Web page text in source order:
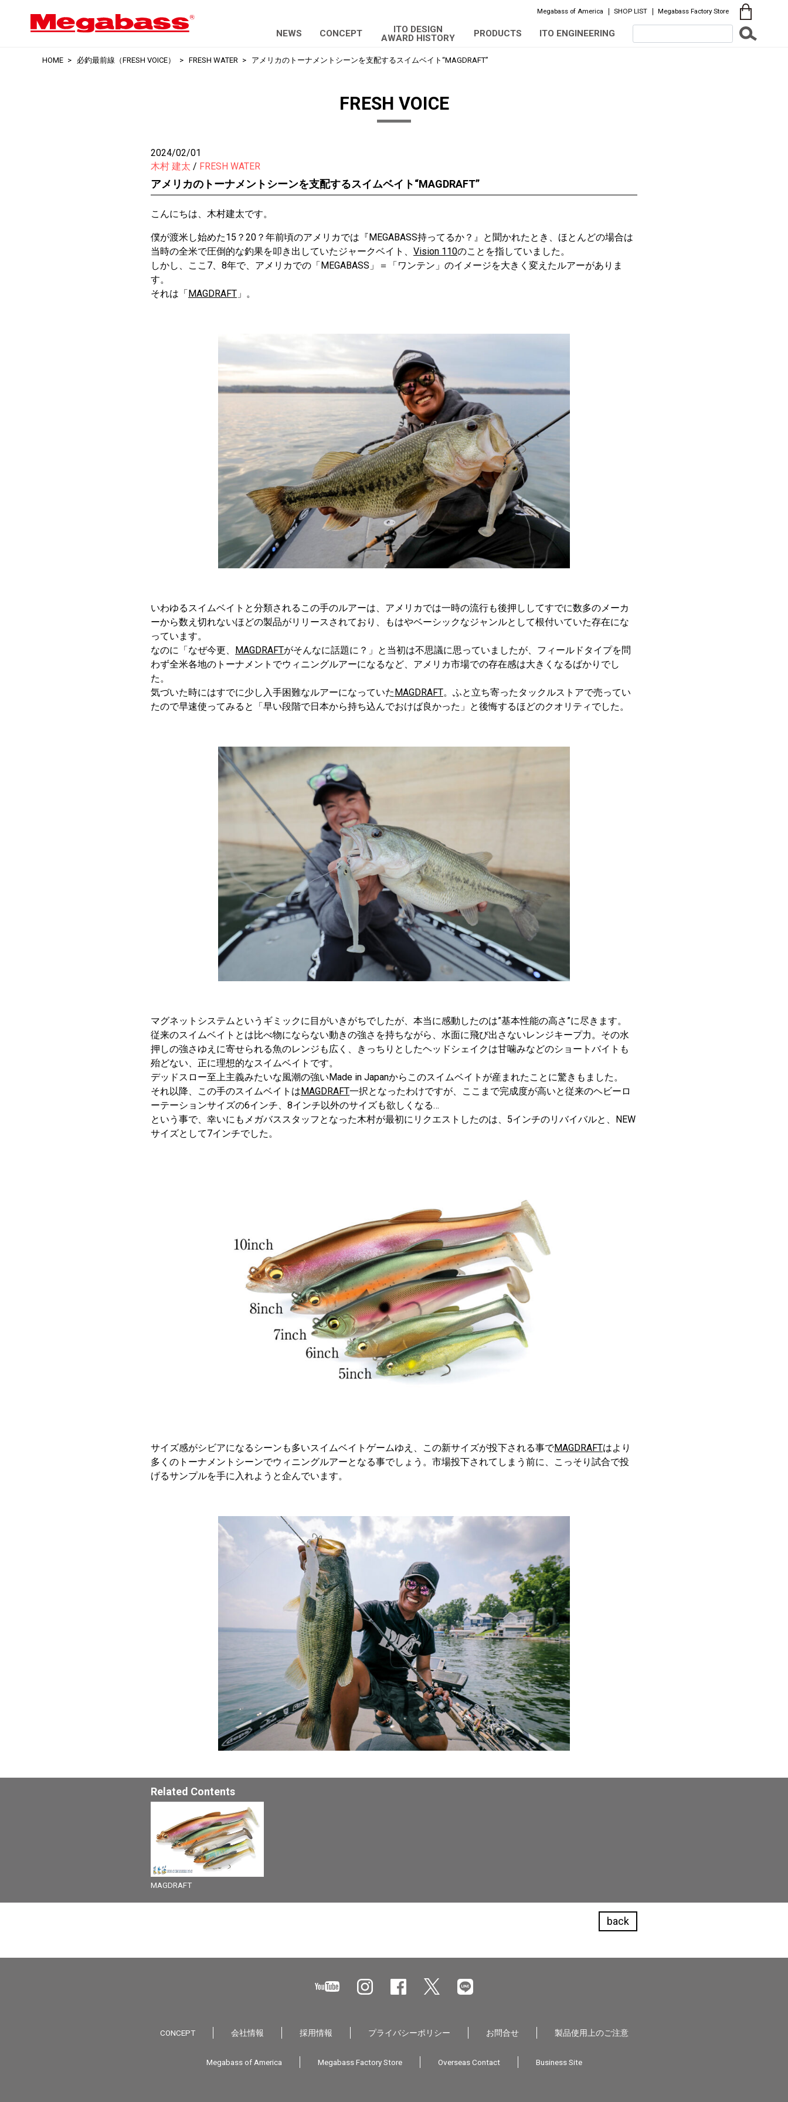
Megabass of America SHOP LIST Megabass Factory Store
NEWS CONCEPT
ITO DESIGN
AWARD HISTORY
PRODUCTS ITO ENGINEERING
HOME 必釣最前線（FRESH VOICE） FRESH WATER アメリカのトーナメントシーンを支配するスイムベイト“MAGDRAFT”
FRESH VOICE
2024/02/01
木村 建太
FRESH WATER
アメリカのトーナメントシーンを支配するスイムベイト“MAGDRAFT”
こんにちは、木村建太です。
僕が渡米し始めた15？20？年前頃のアメリカでは『MEGABASS持ってるか？』と聞かれたとき、ほとんどの場合は
当時の全米で圧倒的な釣果を叩き出していたジャークベイト、 Vision 110のことを指していました。
しかし、ここ7、8年で、アメリカでの「MEGABASS」＝「ワンテン」のイメージを大きく変えたルアーがありま
す。
それは「MAGDRAFT 」。
いわゆるスイムベイトと分類されるこの手のルアーは、アメリカでは一時の流行も後押ししてすでに数多のメーカ
ーから数え切れないほどの製品がリリースされており、もはやベーシックなジャンルとして根付いていた存在にな
っています。
なのに「なぜ今更、 MAGDRAFTがそんなに話題に？」と当初は不思議に思っていましたが、フィールドタイプを問
わず全米各地のトーナメントでウィニングルアーになるなど、アメリカ市場での存在感は大きくなるばかりでし
た。
気づいた時にはすでに少し入手困難なルアーになっていたMAGDRAFT。ふと立ち寄ったタックルストアで売ってい
たので早速使ってみると「早い段階で日本から持ち込んでおけば良かった」と後悔するほどのクオリティでした。
マグネットシステムというギミックに目がいきがちでしたが、本当に感動したのは”基本性能の高さ”に尽きます。
従来のスイムベイトとは比べ物にならない動きの強さを持ちながら、水面に飛び出さないレンジキープ力。その水
押しの強さゆえに寄せられる魚のレンジも広く、きっちりとしたヘッドシェイクは甘噛みなどのショートバイトも
殆どない、正に理想的なスイムベイトです。
デッドスロー至上主義みたいな風潮の強いMade in Japanからこのスイムベイトが産まれたことに驚きもました。
それ以降、この手のスイムベイトはMAGDRAFT一択となったわけですが、ここまで完成度が高いと従来のヘビーロ
ーテーションサイズの6インチ、8インチ以外のサイズも欲しくなる…
という事で、幸いにもメガバススタッフとなった木村が最初にリクエストしたのは、5インチのリバイバルと、NEW
サイズとして7インチでした。
サイズ感がシビアになるシーンも多いスイムベイトゲームゆえ、この新サイズが投下される事でMAGDRAFTはより
多くのトーナメントシーンでウィニングルアーとなる事でしょう。市場投下されてしまう前に、こっそり試合で投
げるサンプルを手に入れようと企んでいます。
Related Contents
MAGDRAFT
back
CONCEPT 会社情報 採用情報 プライバシーポリシー お問合せ 製品使用上のご注意
Megabass of America Megabass Factory Store Overseas Contact Business Site